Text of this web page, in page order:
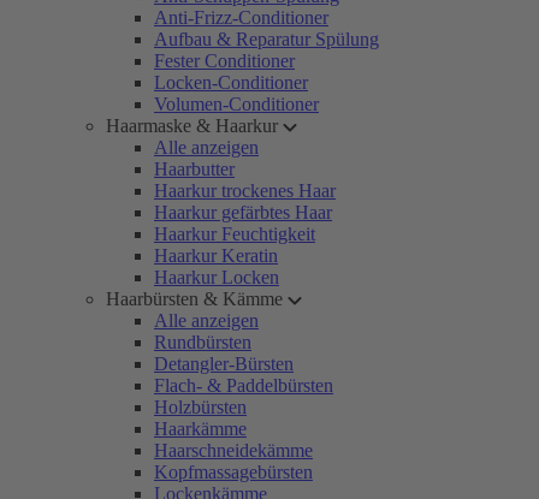
Anti-Frizz-Conditioner
Aufbau & Reparatur Spülung
Fester Conditioner
Locken-Conditioner
Volumen-Conditioner
Haarmaske & Haarkur
Alle anzeigen
Haarbutter
Haarkur trockenes Haar
Haarkur gefärbtes Haar
Haarkur Feuchtigkeit
Haarkur Keratin
Haarkur Locken
Haarbürsten & Kämme
Alle anzeigen
Rundbürsten
Detangler-Bürsten
Flach- & Paddelbürsten
Holzbürsten
Haarkämme
Haarschneidekämme
Kopfmassagebürsten
Lockenkämme